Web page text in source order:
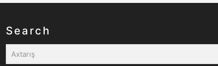
Search